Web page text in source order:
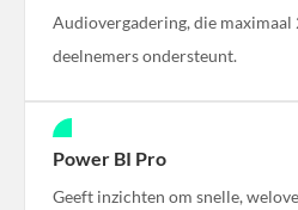
Audiovergadering, die
deelnemers ondersteunt.
Power BI Pro
Geeft inzichten om snelle,